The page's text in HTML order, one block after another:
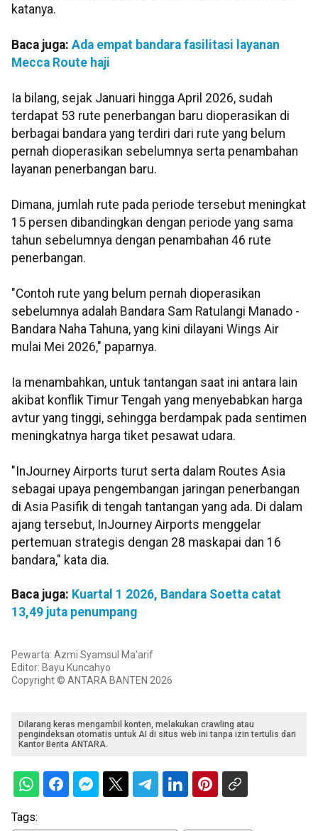
katanya.
Baca juga: Ada empat bandara fasilitasi layanan
Mecca Route haji
Ia bilang, sejak Januari hingga April 2026, sudah
terdapat 53 rute penerbangan baru dioperasikan di
berbagai bandara yang terdiri dari rute yang belum
pernah dioperasikan sebelumnya serta penambahan
layanan penerbangan baru.
Dimana, jumlah rute pada periode tersebut meningkat
15 persen dibandingkan dengan periode yang sama
tahun sebelumnya dengan penambahan 46 rute
penerbangan.
"Contoh rute yang belum pernah dioperasikan
sebelumnya adalah Bandara Sam Ratulangi Manado -
Bandara Naha Tahuna, yang kini dilayani Wings Air
mulai Mei 2026," paparnya.
Ia menambahkan, untuk tantangan saat ini antara lain
akibat konflik Timur Tengah yang menyebabkan harga
avtur yang tinggi, sehingga berdampak pada sentimen
meningkatnya harga tiket pesawat udara.
"InJourney Airports turut serta dalam Routes Asia
sebagai upaya pengembangan jaringan penerbangan
di Asia Pasifik di tengah tantangan yang ada. Di dalam
ajang tersebut, InJourney Airports menggelar
pertemuan strategis dengan 28 maskapai dan 16
bandara," kata dia.
Baca juga: Kuartal 1 2026, Bandara Soetta catat
13,49 juta penumpang
Pewarta: Azmi Syamsul Ma'arif
Editor: Bayu Kuncahyo
Copyright © ANTARA BANTEN 2026
Dilarang keras mengambil konten, melakukan crawling atau
pengindeksan otomatis untuk AI di situs web ini tanpa izin tertulis dari
Kantor Berita ANTARA.
Tags: